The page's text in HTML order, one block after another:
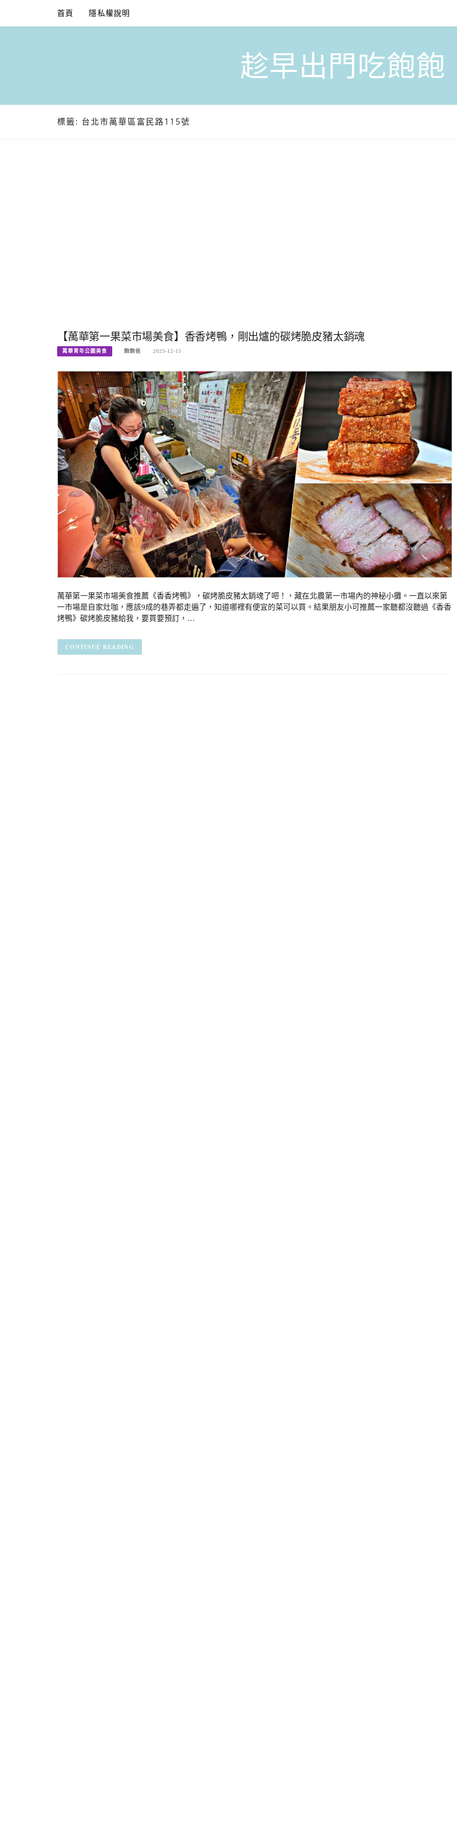
content
首頁 隱私權說明
趁早出門吃飽飽
標籤: 台北市萬華區富民路115號
【萬華第一果菜市場美食】香香烤鴨，剛出爐的碳烤脆皮豬太銷魂
萬華青年公園美食 飽飽爸 2023-12-15
萬華第一果菜市場美食推薦《香香烤鴨》，碳烤脆皮豬太銷魂了吧！，藏在北農第一市場內的神秘小攤。一直以來第
一市場是自家灶咖，應該9成的巷弄都走遍了，知道哪裡有便宜的菜可以買。結果朋友小可推薦一家聽都沒聽過《香香
烤鴨》碳烤脆皮豬給我，要買要預訂，…
CONTINUE READING